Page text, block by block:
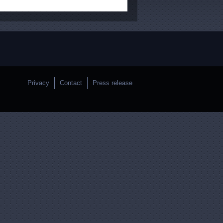
Privacy Contact Press release